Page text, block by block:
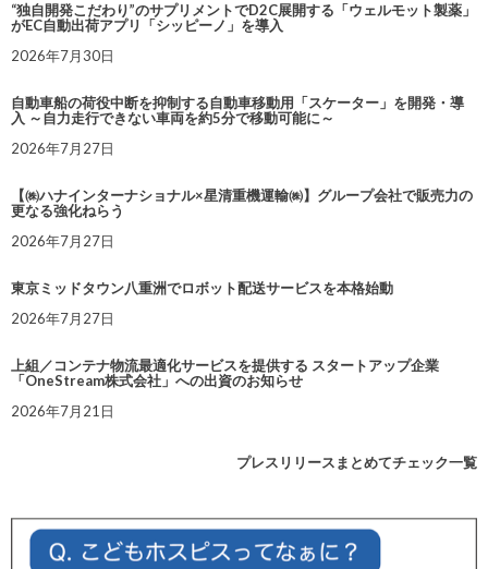
“独自開発こだわり”のサプリメントでD2C展開する「ウェルモット製薬」
がEC自動出荷アプリ「シッピーノ」を導入
2026年7月30日
自動車船の荷役中断を抑制する自動車移動用「スケーター」を開発・導
入 ～自力走行できない車両を約5分で移動可能に～
2026年7月27日
【㈱ハナインターナショナル×星清重機運輸㈱】グループ会社で販売力の
更なる強化ねらう
2026年7月27日
東京ミッドタウン八重洲でロボット配送サービスを本格始動
2026年7月27日
上組／コンテナ物流最適化サービスを提供する スタートアップ企業
「OneStream株式会社」への出資のお知らせ
2026年7月21日
プレスリリースまとめてチェック一覧